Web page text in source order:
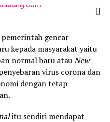
gencar
kepada masyarakat yaitu
normal baru atauNew
virus corona dan
dengan tetap
itu sendiri mendapat